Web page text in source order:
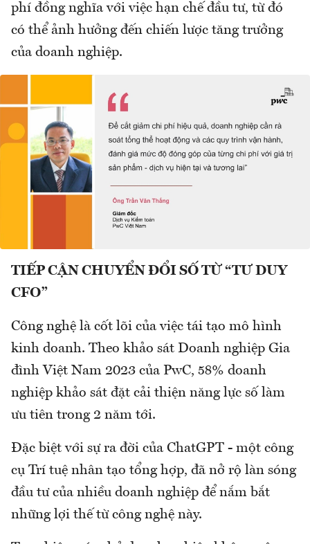
phí đồng nghĩa với việc hạn chế đầu tư, từ đó
có thể ảnh hưởng đến chiến lược tăng trưởng
của doanh nghiệp.
TIẾP CẬN CHUYỂN ĐỔI SỐ TỪ “TƯ DUY
CFO”
Công nghệ là cốt lõi của việc tái tạo mô hình
kinh doanh. Theo khảo sát Doanh nghiệp Gia
đình Việt Nam 2023 của PwC, 58% doanh
nghiệp khảo sát đặt cải thiện năng lực số làm
ưu tiên trong 2 năm tới.
Đặc biệt với sự ra đời của ChatGPT - một công
cụ Trí tuệ nhân tạo tổng hợp, đã nở rộ làn sóng
đầu tư của nhiều doanh nghiệp để nắm bắt
những lợi thế từ công nghệ này.